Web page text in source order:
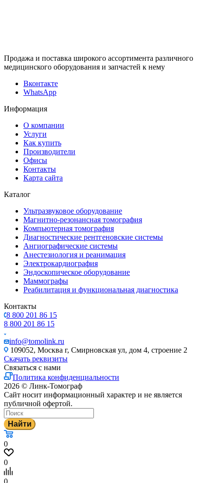
Продажа и поставка широкого ассортимента различного
медицинского оборудования и запчастей к нему
Вконтакте
WhatsApp
Информация
О компании
Услуги
Как купить
Производители
Офисы
Контакты
Карта сайта
Каталог
Ультразвуковое оборудование
Магнитно-резонансная томография
Компьютерная томография
Диагностические рентгеновские системы
Ангиографические системы
Анестезиология и реанимация
Электрокардиография
Эндоскопическое оборудование
Маммографы
Реабилитация и функциональная диагностика
Контакты
8 800 201 86 15
8 800 201 86 15
info@tomolink.ru
109052, Москва г, Смирновская ул, дом 4, строение 2
Скачать реквизиты
Связаться с нами
Политика конфиденциальности
2026 © Линк-Томограф
Сайт носит информационный характер и не является
публичной офертой.
Найти
0
0
0